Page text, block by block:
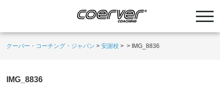
クーバー・コーチング・ジャパン >安謝校 > > IMG_8836
IMG_8836